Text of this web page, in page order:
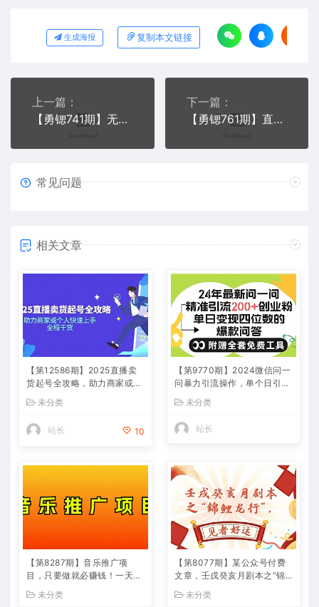
生成海报 复制本文链接
上一篇：
【勇锶741期】无人直播卖货三种模式：详细深入地展现无人直播的操作流程（共2节视频）
下一篇：
【勇锶761期】直播赚钱全攻略，0粉丝流量玩法，普通人也能直播变现，月入10万+（25节视频）
常见问题
相关文章
【第12586期】2025直播卖
货起号全攻略，助力商家或个
人快速上手，全程干货
未分类
站长 10
【第9770期】2024微信问一
问暴力引流操作，单个日引20
0+创业粉！
未分类
站长
【第8287期】音乐推广项
目，只要做就必赚钱！一天轻
小白的项目
未分类
【第8077期】某公众号付费
文章，壬戌癸亥月剧本之“锦
未分类